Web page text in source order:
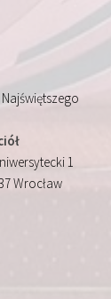
1
Wrocław